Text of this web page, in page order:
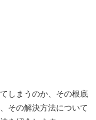
しまうのか、その根底
その解決方法について